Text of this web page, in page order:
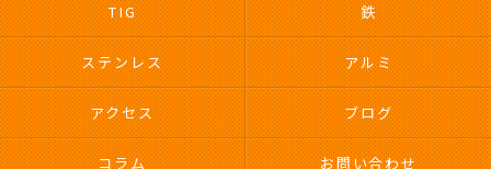
TIG 鉄
ステンレス アルミ
アクセス ブログ
コラム お問い合わせ